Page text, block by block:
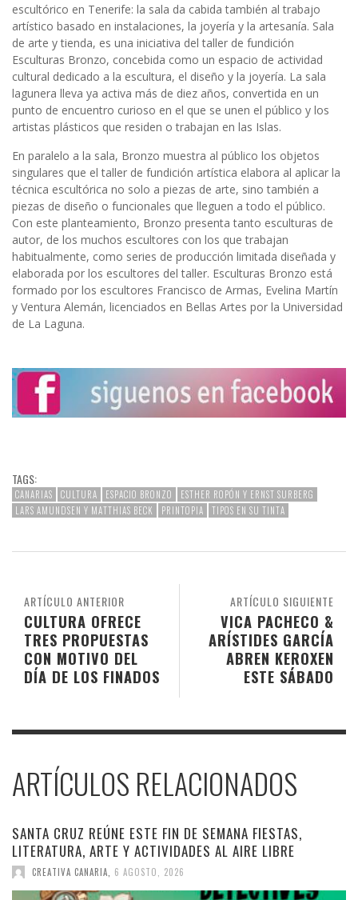
escultórico en Tenerife: la sala da cabida también al trabajo
artístico basado en instalaciones, la joyería y la artesanía. Sala
de arte y tienda, es una iniciativa del taller de fundición
Esculturas Bronzo, concebida como un espacio de actividad
cultural dedicado a la escultura, el diseño y la joyería. La sala
lagunera lleva ya activa más de diez años, convertida en un
punto de encuentro curioso en el que se unen el público y los
artistas plásticos que residen o trabajan en las Islas.
En paralelo a la sala, Bronzo muestra al público los objetos
singulares que el taller de fundición artística elabora al aplicar la
técnica escultórica no solo a piezas de arte, sino también a
piezas de diseño o funcionales que lleguen a todo el público.
Con este planteamiento, Bronzo presenta tanto esculturas de
autor, de los muchos escultores con los que trabajan
habitualmente, como series de producción limitada diseñada y
elaborada por los escultores del taller. Esculturas Bronzo está
formado por los escultores Francisco de Armas, Evelina Martín
y Ventura Alemán, licenciados en Bellas Artes por la Universidad
de La Laguna.
TAGS:
CANARIAS CULTURA ESPACIO BRONZO
ESTHER ROPÓN Y ERNST SURBERG
LARS AMUNDSEN Y MATTHIAS BECK
PRINTOPIA TIPOS EN SU TINTA
ARTÍCULO SIGUIENTE
VICA PACHECO &
ARÍSTIDES GARCÍA
ABREN KEROXEN
ESTE SÁBADO
ARTÍCULO ANTERIOR
CULTURA OFRECE
TRES PROPUESTAS
CON MOTIVO DEL
DÍA DE LOS FINADOS
ARTÍCULOS RELACIONADOS
SANTA CRUZ REÚNE ESTE FIN DE SEMANA FIESTAS,
LITERATURA, ARTE Y ACTIVIDADES AL AIRE LIBRE
CREATIVA CANARIA, 6 AGOSTO, 2026